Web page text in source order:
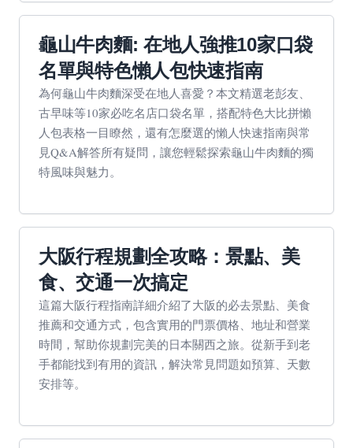
龜山牛肉麵: 在地人強推10家口袋
名單與特色懶人包快速指南
為何龜山牛肉麵深受在地人喜愛？本文精選老彭友、
古早味等10家必吃名店口袋名單，搭配特色大比拼懶
人包表格一目瞭然，還有怎麼選的懶人快速指南與常
見Q&A解答所有疑問，讓您輕鬆探索龜山牛肉麵的獨
特風味與魅力。
大阪行程規劃全攻略：景點、美
食、交通一次搞定
這篇大阪行程指南詳細介紹了大阪的必去景點、美食
推薦和交通方式，包含實用的門票價格、地址和營業
時間，幫助你規劃完美的日本關西之旅。從新手到老
手都能找到有用的資訊，解決常見問題如預算、天數
安排等。